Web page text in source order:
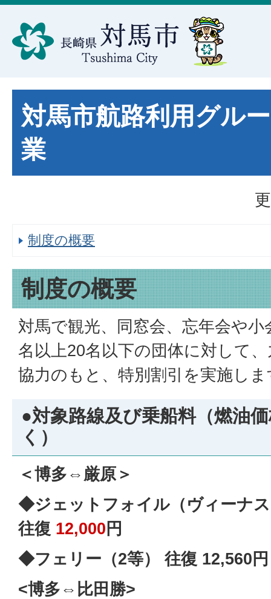
対馬市航路利用グル
業
制度の概要
制度の概要
対馬で観光、同窓会、忘年会や
名以上20名以下の団体に対して
協力のもと、特別割引を実施しま
●対象路線及び乗船料（燃油
く）
＜博多⇔厳原＞
◆ジェットフォイル（ヴィーナ
往復 12,000円
◆フェリー（2等） 往復 12,560
<博多⇔比田勝>